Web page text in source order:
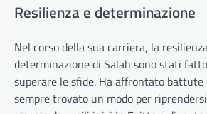
Resilienza e determinazione
Nel corso della sua carriera, la
determinazione di Salah sono stati
superare le sfide. Ha affrontato battute
sempre trovato un modo per